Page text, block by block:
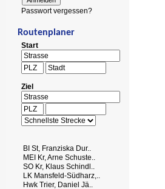
Passwort vergessen?
Routenplaner
Start
Ziel
BI St, Franziska Dur..
MEI Kr, Arne Schuste..
SO Kr, Klaus Schindl..
LK Mansfeld-Südharz,..
Hwk Trier, Daniel Jä..